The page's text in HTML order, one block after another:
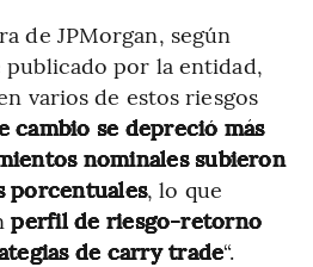
de JPMorgan, según
por la entidad,
varios de estos riesgos
cambio se depreció más
nominales subieron
porcentuales, lo que
perfil de riesgo-retorno
de carry trade“.